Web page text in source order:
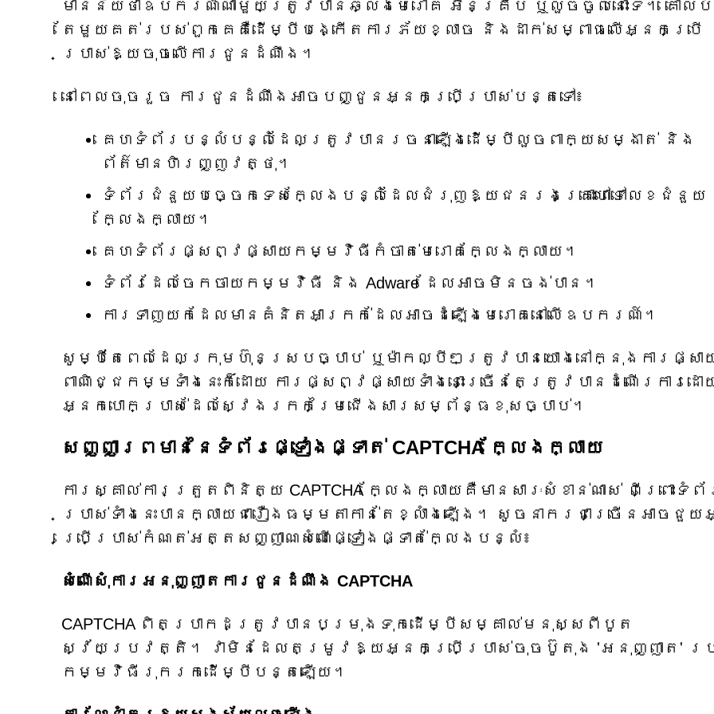
មានន័យថាឧបករណ៍ណាមួយត្រូវបានឆ្លងមេរោគ អ៊ិនគ្រីប ឬលួចចូលនោះទេ។ គោល
តែមួយគត់របស់ពួកគេគឺដើម្បីបង្កើតការភ័យខ្លាច និងដាក់សម្ពាធលើអ្នកប្រើ
ប្រាស់ឱ្យចុចលើការជូនដំណឹង។
នៅពេលចុចរួច ការជូនដំណឹងអាចបញ្ជូនអ្នកប្រើប្រាស់បន្តទៅ៖
គេហទំព័របន្លំបន្លំដែលត្រូវបានរចនាឡើងដើម្បីលួចពាក្យសម្ងាត់ និង
ព័ត៌មានហិរញ្ញវត្ថុ។
ទំព័រជំនួយបច្ចេកទេសក្លែងបន្លំដែលជំរុញឱ្យជនរងគ្រោះហៅទៅលេខជំនួយ
ក្លែងក្លាយ។
គេហទំព័រ​ផ្សព្វផ្សាយ​កម្មវិធី​កំចាត់​មេរោគ​ក្លែងក្លាយ។
ទំព័រដែលចែកចាយកម្មវិធី និង Adware ដែលអាចមិនចង់បាន។
ការទាញយកដែលមានគំនិតអាក្រក់ដែលអាចដំឡើងមេរោគនៅលើឧបករណ៍។
សូម្បីតែពេលដែលក្រុមហ៊ុនស្របច្បាប់ ឬម៉ាកល្បីៗត្រូវបានយោងនៅក្នុងការផ្សា
ពាណិជ្ជកម្មទាំងនេះក៏ដោយ ការផ្សព្វផ្សាយទាំងនោះច្រើនតែត្រូវបានដំណើរការដោ
អ្នកបោកប្រាស់ដែលស្វែងរកកម្រៃជើងសារសម្ព័ន្ធខុសច្បាប់។
សញ្ញាព្រមាននៃទំព័រផ្ទៀងផ្ទាត់ CAPTCHA ក្លែងក្លាយ
ការស្គាល់ការត្រួតពិនិត្យ CAPTCHA ក្លែងក្លាយគឺមានសារៈសំខាន់ណាស់ ពីព្រោះទំព័
ប្រាស់ទាំងនេះបានក្លាយជារឿងធម្មតាកាន់តែខ្លាំងឡើង។ សូចនាករជាច្រើនអាចជួ
ប្រើប្រាស់កំណត់អត្តសញ្ញាណសំណើផ្ទៀងផ្ទាត់ក្លែងបន្លំ៖
សំណើសុំការអនុញ្ញាតការជូនដំណឹង CAPTCHA
CAPTCHA ពិតប្រាកដ​ត្រូវបាន​បម្រុងទុក​ដើម្បី​សម្គាល់​មនុស្ស​ពី​បូត​
ស្វ័យប្រវត្តិ។ វា​មិន​ដែល​តម្រូវ​ឱ្យ​អ្នកប្រើប្រាស់​ចុច​ប៊ូតុង 'អនុញ្ញាត' រ
កម្មវិធី​រុករក​ដើម្បី​បន្ត​ឡើយ។